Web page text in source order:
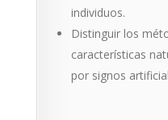
individuos.
Distinguir los
carac­terísticas
por signos